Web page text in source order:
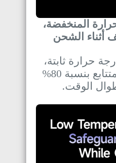
المنخفضة،
أثناء الشحن
حرارة ثابتة،
يتحول إلى الوضع المتتابع بنسبة 80%
الوقت.